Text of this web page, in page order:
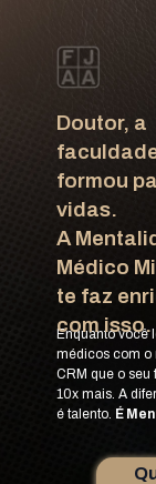
Doutor, a
formou
vidas.
A
Médico
te faz
com isso.
Enquanto você
médicos com o
CRM que o seu
10x mais. A
é talento. É